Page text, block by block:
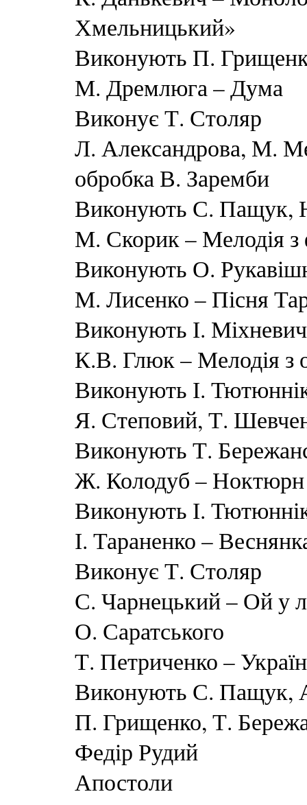
Хмельницький»
Виконують П.
М. Дремлюга – Дума
Виконує Т. Столяр
Л. Александрова, М.
обробка В. Заремби
Виконують С. Пащук,
М. Скорик – Мелодія з
Виконують О.
М. Лисенко – Пісня
Виконують І.
К.В. Глюк – Мелодія з
Виконують І.
Я. Степовий, Т.
Виконують Т.
Ж. Колодуб – Ноктюрн
Виконують І.
І. Тараненко –
Виконує Т. Столяр
С. Чарнецький – Ой у
О. Саратського
Т. Петриченко –
Виконують С. Пащук,
П. Грищенко, Т.
Федір Рудий
Апостоли